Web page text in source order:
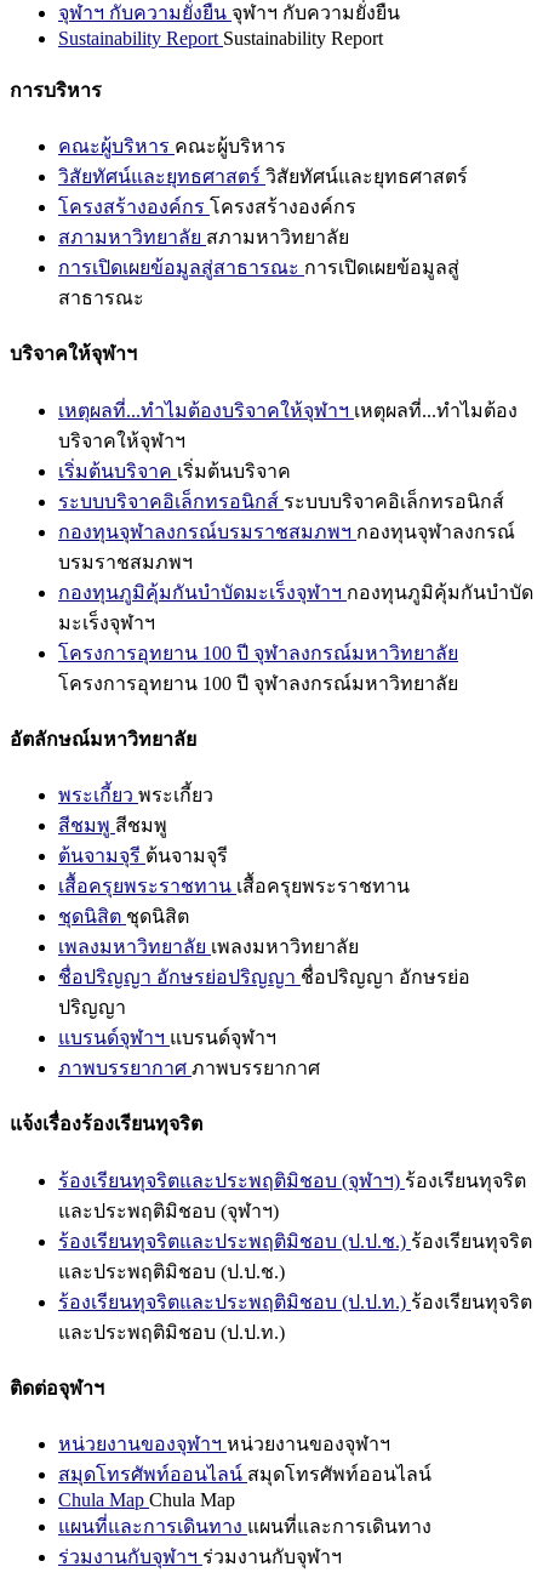
จุฬาฯ กับความยั่งยืน จุฬาฯ กับความยั่งยืน
Sustainability Report Sustainability Report
การบริหาร
คณะผู้บริหาร คณะผู้บริหาร
วิสัยทัศน์และยุทธศาสตร์ วิสัยทัศน์และยุทธศาสตร์
โครงสร้างองค์กร โครงสร้างองค์กร
สภามหาวิทยาลัย สภามหาวิทยาลัย
การเปิดเผยข้อมูลสู่สาธารณะ การเปิดเผยข้อมูลสู่
สาธารณะ
บริจาคให้จุฬาฯ
เหตุผลที่...ทำไมต้องบริจาคให้จุฬาฯ เหตุผลที่...ทำไมต้อง
บริจาคให้จุฬาฯ
เริ่มต้นบริจาค เริ่มต้นบริจาค
ระบบบริจาคอิเล็กทรอนิกส์ ระบบบริจาคอิเล็กทรอนิกส์
กองทุนจุฬาลงกรณ์บรมราชสมภพฯ กองทุนจุฬาลงกรณ์
บรมราชสมภพฯ
กองทุนภูมิคุ้มกันบำบัดมะเร็งจุฬาฯ กองทุนภูมิคุ้มกันบำบัด
มะเร็งจุฬาฯ
โครงการอุทยาน 100 ปี จุฬาลงกรณ์มหาวิทยาลัย
โครงการอุทยาน 100 ปี จุฬาลงกรณ์มหาวิทยาลัย
อัตลักษณ์มหาวิทยาลัย
พระเกี้ยว พระเกี้ยว
สีชมพู สีชมพู
ต้นจามจุรี ต้นจามจุรี
เสื้อครุยพระราชทาน เสื้อครุยพระราชทาน
ชุดนิสิต ชุดนิสิต
เพลงมหาวิทยาลัย เพลงมหาวิทยาลัย
ชื่อปริญญา อักษรย่อปริญญา ชื่อปริญญา อักษรย่อ
ปริญญา
แบรนด์จุฬาฯ แบรนด์จุฬาฯ
ภาพบรรยากาศ ภาพบรรยากาศ
แจ้งเรื่องร้องเรียนทุจริต
ร้องเรียนทุจริตและประพฤติมิชอบ (จุฬาฯ) ร้องเรียนทุจริต
และประพฤติมิชอบ (จุฬาฯ)
ร้องเรียนทุจริตและประพฤติมิชอบ (ป.ป.ช.) ร้องเรียนทุจริต
และประพฤติมิชอบ (ป.ป.ช.)
ร้องเรียนทุจริตและประพฤติมิชอบ (ป.ป.ท.) ร้องเรียนทุจริต
และประพฤติมิชอบ (ป.ป.ท.)
ติดต่อจุฬาฯ
หน่วยงานของจุฬาฯ หน่วยงานของจุฬาฯ
สมุดโทรศัพท์ออนไลน์ สมุดโทรศัพท์ออนไลน์
Chula Map Chula Map
แผนที่และการเดินทาง แผนที่และการเดินทาง
ร่วมงานกับจุฬาฯ ร่วมงานกับจุฬาฯ